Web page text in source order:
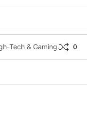
Tech & Gaming. 0